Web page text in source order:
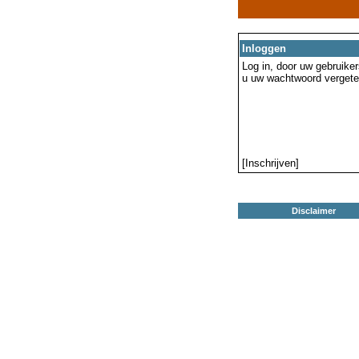
Inloggen
Log in, door uw
u uw wachtwoord
[Inschrijven]
Disclaimer